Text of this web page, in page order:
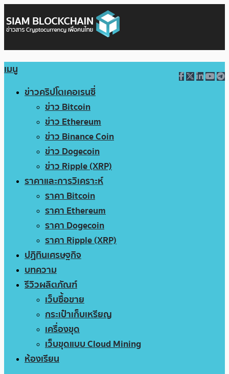
เมนู
ข่าวคริปโตเคอเรนซี่
ข่าว Bitcoin
ข่าว Ethereum
ข่าว Binance Coin
ข่าว Dogecoin
ข่าว Ripple (XRP)
ราคาและการวิเคราะห์
ราคา Bitcoin
ราคา Ethereum
ราคา Dogecoin
ราคา Ripple (XRP)
ปฏิทินเศรษฐกิจ
บทความ
รีวิวผลิตภัณฑ์
เว็บซื้อขาย
กระเป๋าเก็บเหรียญ
เครื่องขุด
เว็บขุดแบบ Cloud Mining
ห้องเรียน